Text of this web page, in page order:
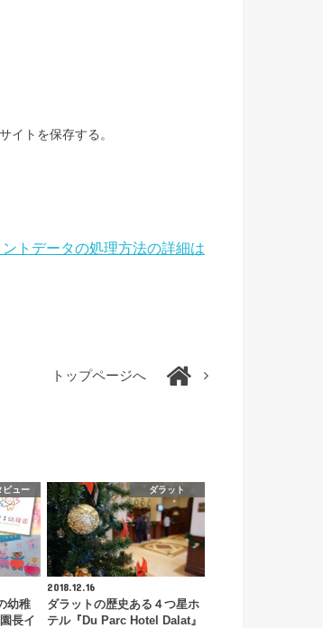
イトを保存する。
ントデータの処理方法の詳細は
トップページへ
ビュー
幼稚
長イ
ダラット
2018.12.16
ダラットの歴史ある４つ星ホ
テル『Du Parc Hotel Dalat』